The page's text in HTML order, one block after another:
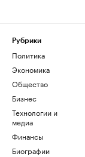
Рубрики
Политика
Экономика
Общество
Бизнес
Технологии и
медиа
Финансы
Биографии